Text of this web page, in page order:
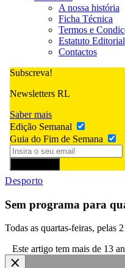
A nossa história
Ficha Técnica
Termos e
Estatuto Editorial
Contactos
Subscreva!
Newsletters RL
Saber mais
Edição Semanal
Guia do Fim de Semana
Desporto
Sem programa para
Todas as quartas-feiras, pelas
Este artigo tem mais de 13